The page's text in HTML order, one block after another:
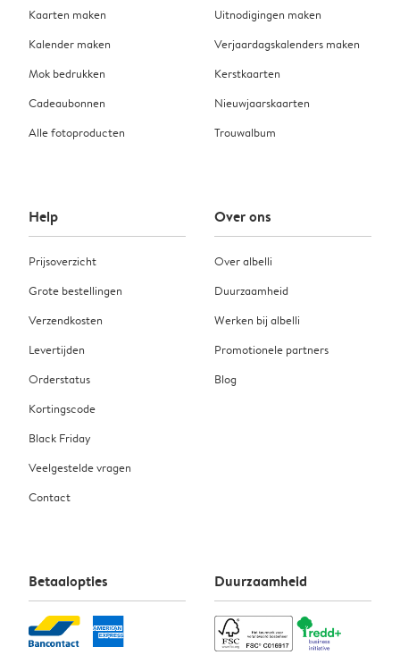
Kaarten maken
Kalender maken
Mok bedrukken
Cadeaubonnen
Alle fotoproducten
Uitnodigingen maken
Verjaardagskalenders maken
Kerstkaarten
Nieuwjaarskaarten
Trouwalbum
Help
Prijsoverzicht
Grote bestellingen
Verzendkosten
Levertijden
Orderstatus
Kortingscode
Black Friday
Veelgestelde vragen
Contact
Over ons
Over albelli
Duurzaamheid
Werken bij albelli
Promotionele partners
Blog
Betaalopties Duurzaamheid